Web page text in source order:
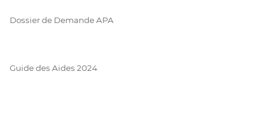
Dossier de Demande APA
Guide des Aides 2024